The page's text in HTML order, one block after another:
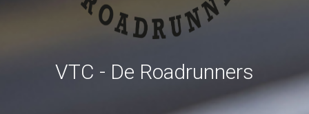
VTC - De Roadrunners